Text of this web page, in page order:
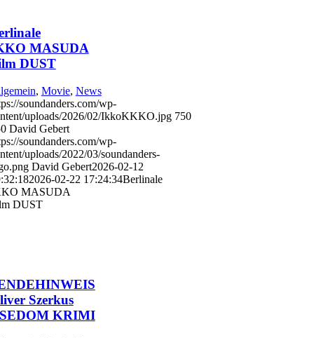
MASUDA
DUST
, Movie, News
soundanders.com/wp-
uploads/2026/02/IkkoKKKO.jpg 750
David Gebert
soundanders.com/wp-
uploads/2022/03/soundanders-
David Gebert2026-02-12
2026-02-22 17:24:34Berlinale
MASUDA
DUST
Szerkus
KRIMI